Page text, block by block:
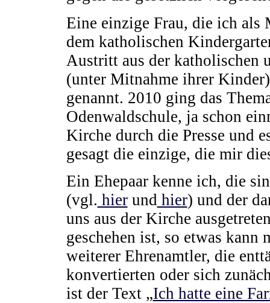
Eine einzige Frau, die ich
dem katholischen
Austritt aus der katholischen
(unter Mitnahme ihrer
genannt. 2010 ging das
Odenwaldschule, ja schon
Kirche durch die Presse und
gesagt die einzige, die mir
Ein Ehepaar kenne ich, die
(vgl. hierund hier) und der
uns aus der Kirche
geschehen ist, so etwas
weiterer Ehrenamtler, die
konvertierten oder sich
ist der Text „Ich hatte eine